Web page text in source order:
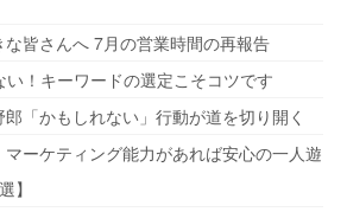
皆さんへ 7月の営業時間の再報告
い！キーワードの選定こそコツです
郎「かもしれない」行動が道を切り開く
ーケティング能力があれば安心の一人遊
】